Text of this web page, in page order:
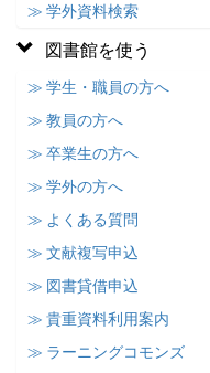
≫ 学外資料検索
図書館を使う
≫ 学生・職員の方へ
≫ 教員の方へ
≫ 卒業生の方へ
≫ 学外の方へ
≫ よくある質問
≫ 文献複写申込
≫ 図書貸借申込
≫ 貴重資料利用案内
≫ ラーニングコモンズ